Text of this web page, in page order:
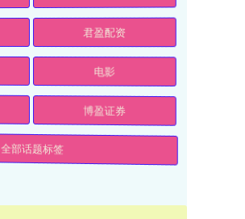
君盈配资
电影
博盈证券
全部话题标签